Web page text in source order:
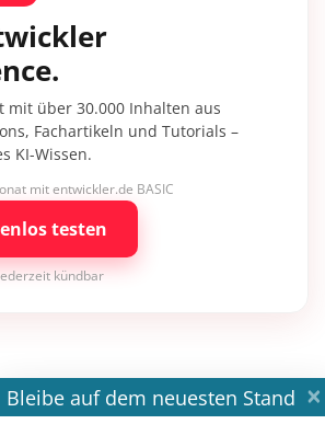
mit über 30.000 Inhalten aus
Fachartikeln und Tutorials –
KI-Wissen.
mit entwickler.de BASIC
testen
kündbar
auf dem neuesten Stand ×